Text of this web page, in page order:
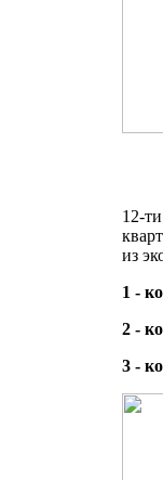
12-
из
1 -
2 -
3 -